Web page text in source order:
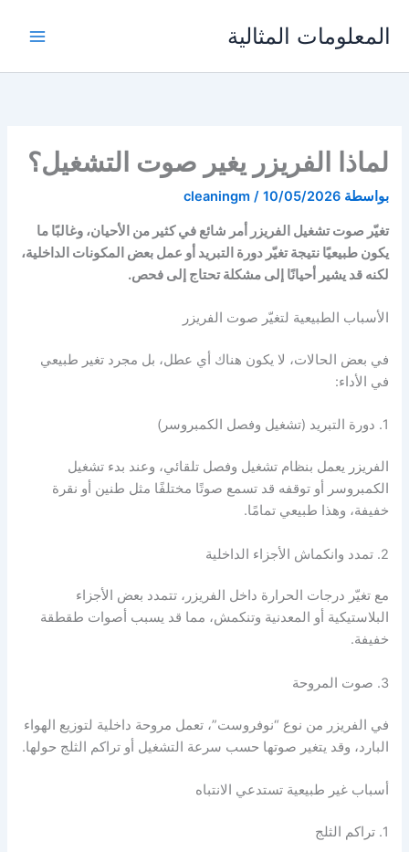
المعلومات المثالية
لماذا الفريزر يغير صوت التشغيل؟
بواسطة cleaningm / 10/05/2026
تغيّر صوت تشغيل الفريزر أمر شائع في كثير من الأحيان، وغالبًا ما
يكون طبيعيًا نتيجة تغيّر دورة التبريد أو عمل بعض المكونات الداخلية،
لكنه قد يشير أحيانًا إلى مشكلة تحتاج إلى فحص.
الأسباب الطبيعية لتغيّر صوت الفريزر
في بعض الحالات، لا يكون هناك أي عطل، بل مجرد تغير طبيعي
في الأداء:
1. دورة التبريد (تشغيل وفصل الكمبروسر)
الفريزر يعمل بنظام تشغيل وفصل تلقائي، وعند بدء تشغيل
الكمبروسر أو توقفه قد تسمع صوتًا مختلفًا مثل طنين أو نقرة
خفيفة، وهذا طبيعي تمامًا.
2. تمدد وانكماش الأجزاء الداخلية
مع تغيّر درجات الحرارة داخل الفريزر، تتمدد بعض الأجزاء
البلاستيكية أو المعدنية وتنكمش، مما قد يسبب أصوات طقطقة
خفيفة.
3. صوت المروحة
في الفريزر من نوع “نوفروست”، تعمل مروحة داخلية لتوزيع الهواء
البارد، وقد يتغير صوتها حسب سرعة التشغيل أو تراكم الثلج حولها.
أسباب غير طبيعية تستدعي الانتباه
1. تراكم الثلج